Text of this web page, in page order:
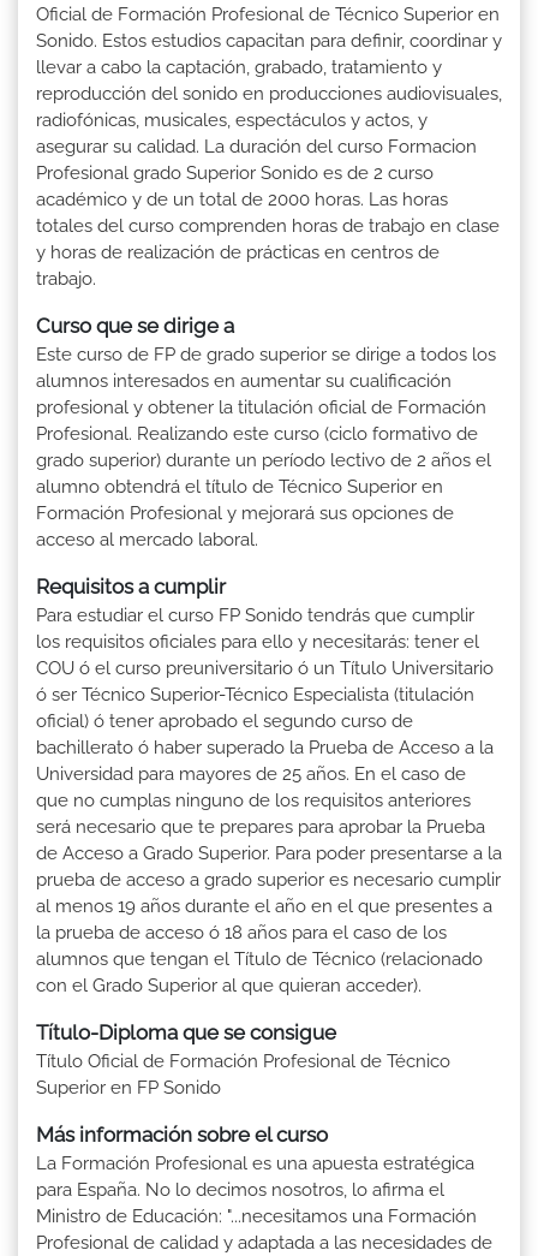
Oficial de Formación Profesional de Técnico Superior en
Sonido. Estos estudios capacitan para definir, coordinar y
llevar a cabo la captación, grabado, tratamiento y
reproducción del sonido en producciones audiovisuales,
radiofónicas, musicales, espectáculos y actos, y
asegurar su calidad. La duración del curso Formacion
Profesional grado Superior Sonido es de 2 curso
académico y de un total de 2000 horas. Las horas
totales del curso comprenden horas de trabajo en clase
y horas de realización de prácticas en centros de
trabajo.
Curso que se dirige a
Este curso de FP de grado superior se dirige a todos los
alumnos interesados en aumentar su cualificación
profesional y obtener la titulación oficial de Formación
Profesional. Realizando este curso (ciclo formativo de
grado superior) durante un período lectivo de 2 años el
alumno obtendrá el título de Técnico Superior en
Formación Profesional y mejorará sus opciones de
acceso al mercado laboral.
Requisitos a cumplir
Para estudiar el curso FP Sonido tendrás que cumplir
los requisitos oficiales para ello y necesitarás: tener el
COU ó el curso preuniversitario ó un Título Universitario
ó ser Técnico Superior-Técnico Especialista (titulación
oficial) ó tener aprobado el segundo curso de
bachillerato ó haber superado la Prueba de Acceso a la
Universidad para mayores de 25 años. En el caso de
que no cumplas ninguno de los requisitos anteriores
será necesario que te prepares para aprobar la Prueba
de Acceso a Grado Superior. Para poder presentarse a la
prueba de acceso a grado superior es necesario cumplir
al menos 19 años durante el año en el que presentes a
la prueba de acceso ó 18 años para el caso de los
alumnos que tengan el Título de Técnico (relacionado
con el Grado Superior al que quieran acceder).
Título-Diploma que se consigue
Título Oficial de Formación Profesional de Técnico
Superior en FP Sonido
Más información sobre el curso
La Formación Profesional es una apuesta estratégica
para España. No lo decimos nosotros, lo afirma el
Ministro de Educación: "...necesitamos una Formación
Profesional de calidad y adaptada a las necesidades de